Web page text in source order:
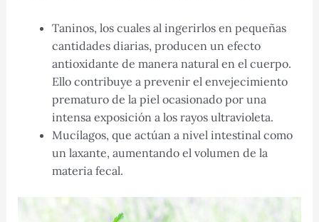
Taninos, los cuales al ingerirlos en pequeñas
cantidades diarias, producen un efecto
antioxidante de manera natural en el cuerpo.
Ello contribuye a prevenir el envejecimiento
prematuro de la piel ocasionado por una
intensa exposición a los rayos ultravioleta.
Mucílagos, que actúan a nivel intestinal como
un laxante, aumentando el volumen de la
materia fecal.